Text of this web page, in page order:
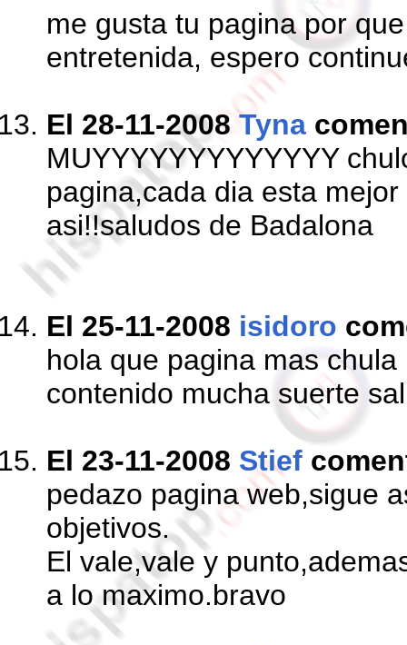
me gusta tu pagina por
entretenida, espero
El 28-11-2008 Tyna
MUYYYYYYYYYYYYY
pagina,cada dia esta
asi!!saludos de Badalona
El 25-11-2008 isidoro
hola que pagina mas
contenido mucha suerte
El 23-11-2008 Stief
pedazo pagina web,sigue
objetivos.
El vale,vale y
a lo maximo.bravo